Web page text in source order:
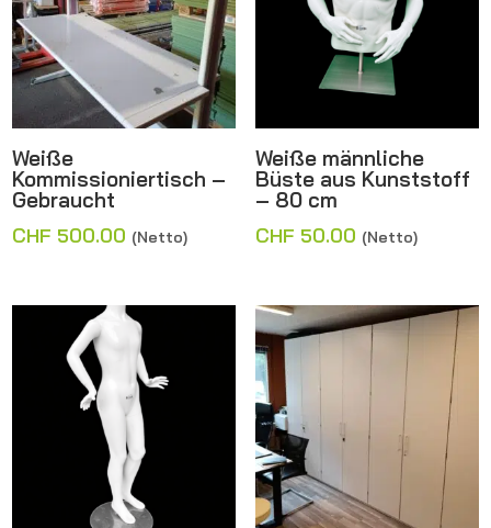
Weiße
Kommissioniertisch –
Gebraucht
CHF 500.00 (Netto)
Weiße männliche
Büste aus Kunststoff
– 80 cm
CHF 50.00 (Netto)